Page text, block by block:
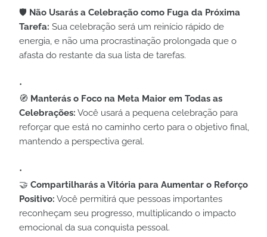
🛡️ Não Usarás a Celebração como Fuga da Próxima
Tarefa: Sua celebração será um reinício rápido de
energia, e não uma procrastinação prolongada que o
afasta do restante da sua lista de tarefas.
🧭 Manterás o Foco na Meta Maior em Todas as
Celebrações: Você usará a pequena celebração para
reforçar que está no caminho certo para o objetivo final,
mantendo a perspectiva geral.
🤝 Compartilharás a Vitória para Aumentar o Reforço
Positivo: Você permitirá que pessoas importantes
reconheçam seu progresso, multiplicando o impacto
emocional da sua conquista pessoal.